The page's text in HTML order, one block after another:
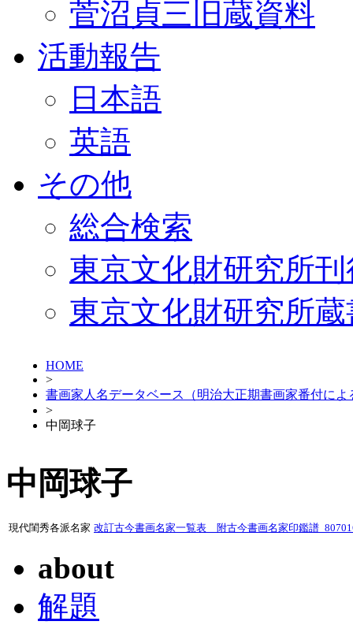
菅沼貞三旧蔵資料
活動報告
日本語
英語
その他
総合検索
東京文化財研究所
東京文化財研究所
HOME
>
書画家人名データベース（明治大正期書画家番付によ
>
中岡球子
中岡球子
現代閨秀各派名家 改訂古今書画名家一覧表 附古今書画名家印鑑譜
about
解題